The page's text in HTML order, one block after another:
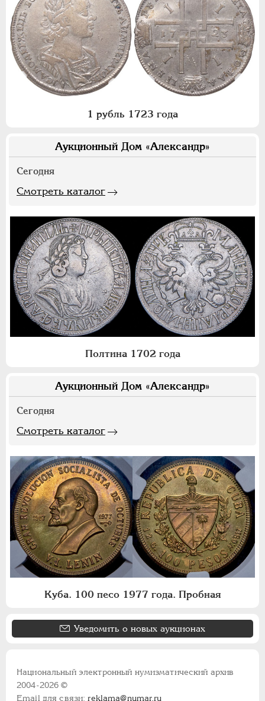
1 рубль 1723 года
Аукционный Дом «Александр»
Сегодня
Смотреть каталог
Полтина 1702 года
Аукционный Дом «Александр»
Сегодня
Смотреть каталог
Куба. 100 песо 1977 года. Пробная
Уведомить о новых аукционах
Национальный электронный нумизматический архив
2004-2026 ©
Email для связи:reklama@numar.ru